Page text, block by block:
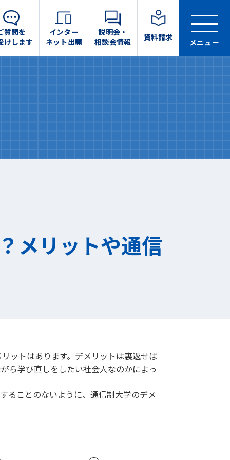
質問を
けします
インター
ネット出願
説明会・
相談会情報
資料請求
メニュー
メリットや通信
ットはあります。デメリットは裏返せば
ら学び直しをしたい社会人なのかによっ
ることのないように、通信制大学のデメ